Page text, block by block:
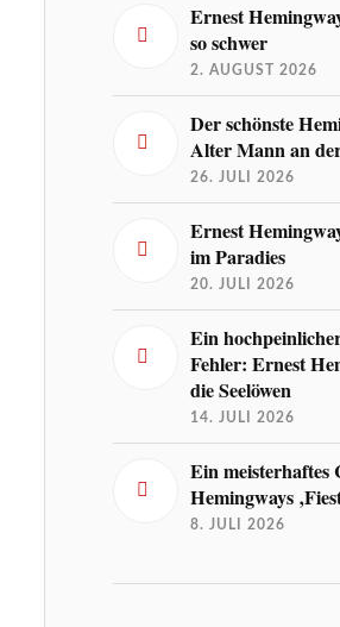
Ernest
so schwer
2. AUGUST 2026
Der schönste
Alter Mann an
26. JULI 2026
Ernest
im Paradies
20. JULI 2026
Ein
Fehler: Ernest
die Seelöwen
14. JULI 2026
Ein meisterhaftes
Hemingways
8. JULI 2026